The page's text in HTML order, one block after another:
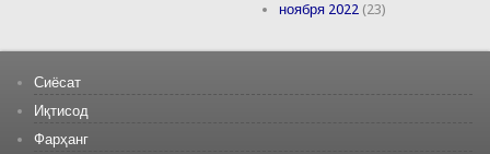
ноября 2022 (23)
Сиёсат
Иқтисод
Фарҳанг